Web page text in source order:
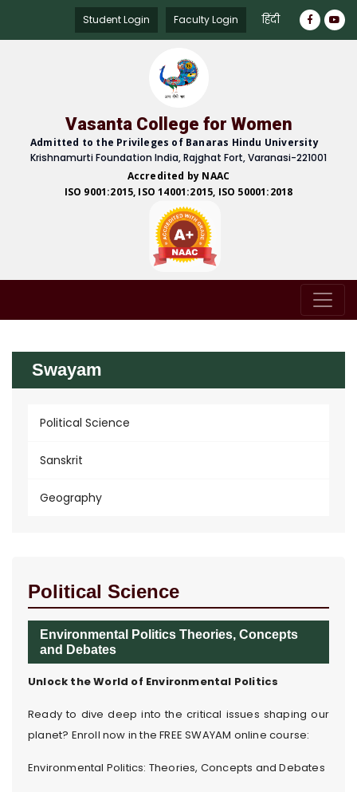
Student Login Faculty Login हिंदी
Vasanta College for Women
Admitted to the Privileges of Banaras Hindu University
Krishnamurti Foundation India, Rajghat Fort, Varanasi-221001
Accredited by NAAC
ISO 9001:2015, ISO 14001:2015, ISO 50001:2018
Swayam
Political Science
Sanskrit
Geography
Political Science
Environmental Politics Theories, Concepts
and Debates
Unlock the World of Environmental Politics
Ready to dive deep into the critical issues shaping our
planet? Enroll now in the FREE SWAYAM online course:
Environmental Politics: Theories, Concepts and Debates